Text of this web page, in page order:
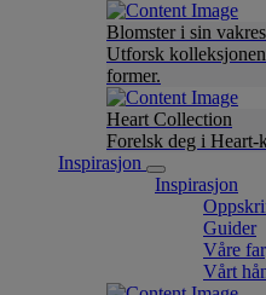
Blomster i sin
Utforsk
former.
Heart Collection
Forelsk deg i Heart-
Inspirasjon
Inspirasjon
Guider
Våre
Vårt